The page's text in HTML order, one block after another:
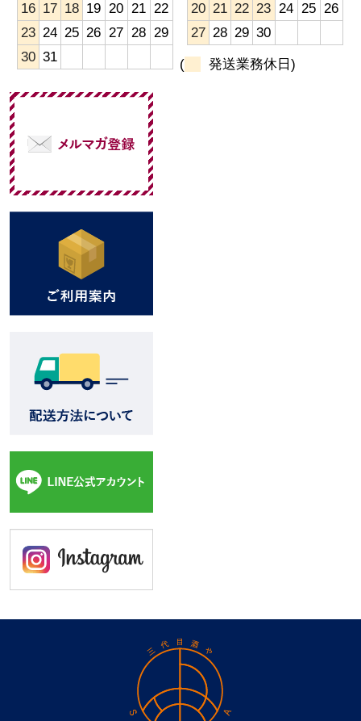
16 17 18 19 20 21 22
23 24 25 26 27 28 29
30 31
20 21 22 23 24 25 26
27 28 29 30
( 発送業務休日)